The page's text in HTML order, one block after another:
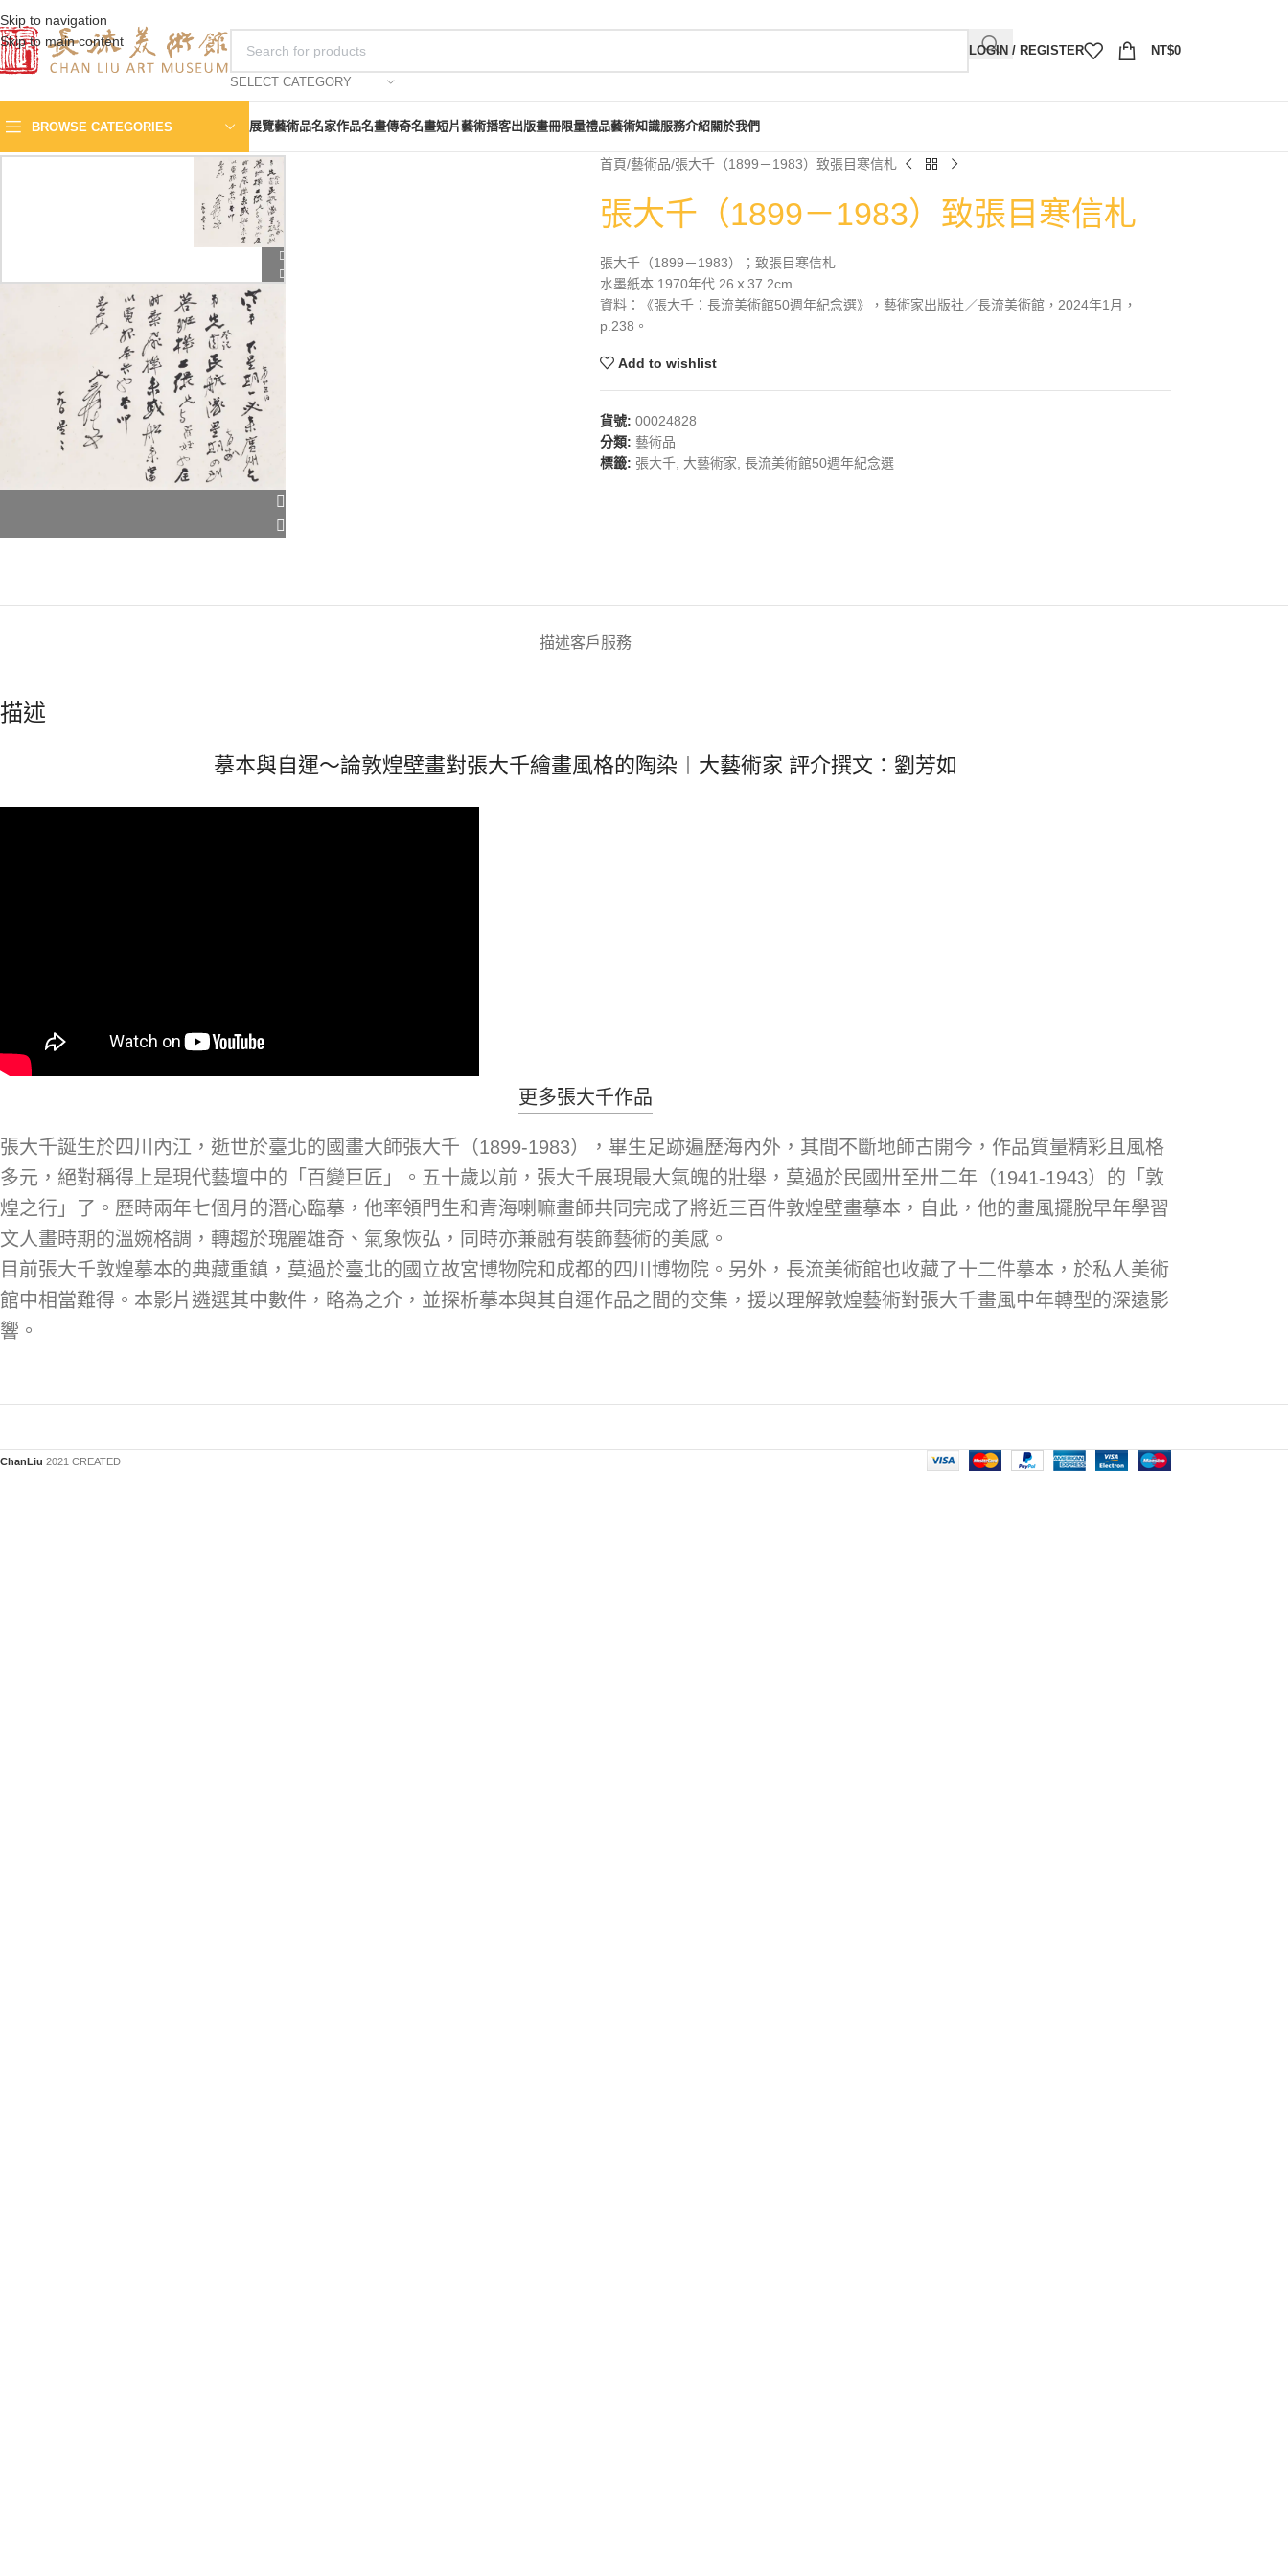
Skip to navigation
Skip to main content
SELECT CATEGORY
LOGIN / REGISTER NT$0
BROWSE CATEGORIES 展覽藝術品名家作品名畫傳奇名畫短片藝術播客出版畫冊限量禮品藝術知識服務介紹關於我們
首頁 藝術品 張大千（1899－1983）致張目寒信札
張大千（1899－1983）致張目寒信札
張大千（1899－1983）；致張目寒信札
水墨紙本 1970年代 26ｘ37.2cm
資料：《張大千：長流美術館50週年紀念選》，藝術家出版社／長流美術館，2024年1月，
p.238。
Add to wishlist
貨號: 00024828
分類: 藝術品
標籤: 張大千, 大藝術家 長流美術館50週年紀念選
描述客戶服務
描述
摹本與自運～論敦煌壁畫對張大千繪畫風格的陶染︱大藝術家 評介撰文：劉芳如
更多張大千作品
張大千誕生於四川內江，逝世於臺北的國畫大師張大千（1899-1983），畢生足跡遍歷海內外，其間不斷地師古開今，作品質量精彩且風格
多元，絕對稱得上是現代藝壇中的「百變巨匠」。五十歲以前，張大千展現最大氣魄的壯舉，莫過於民國卅至卅二年（1941-1943）的「敦
煌之行」了。歷時兩年七個月的潛心臨摹，他率領門生和青海喇嘛畫師共同完成了將近三百件敦煌壁畫摹本，自此，他的畫風擺脫早年學習
文人畫時期的溫婉格調，轉趨於瑰麗雄奇、氣象恢弘，同時亦兼融有裝飾藝術的美感。
目前張大千敦煌摹本的典藏重鎮，莫過於臺北的國立故宮博物院和成都的四川博物院。另外，長流美術館也收藏了十二件摹本，於私人美術
館中相當難得。本影片遴選其中數件，略為之介，並探析摹本與其自運作品之間的交集，援以理解敦煌藝術對張大千畫風中年轉型的深遠影
響。
ChanLiu 2021 CREATED